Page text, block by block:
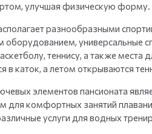
улучшая физическую форму.
разнообразными
оборудованием, универсальные
теннису, а также
в каток, а летом открываются
элементов пансионата
для комфортных занятий
услуги для водных